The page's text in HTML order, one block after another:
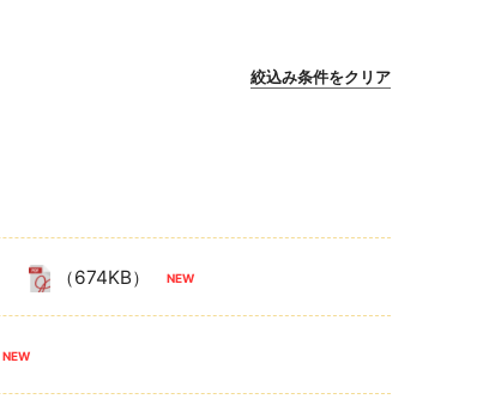
絞込み条件をクリア
（674KB）